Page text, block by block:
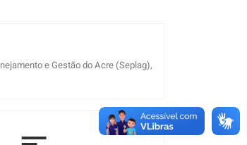
e Gestão do Acre (Seplag),